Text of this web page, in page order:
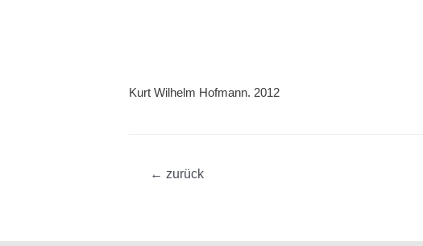
Kurt Wilhelm Hofmann. 2012
Beitragsnavigation
← zurück